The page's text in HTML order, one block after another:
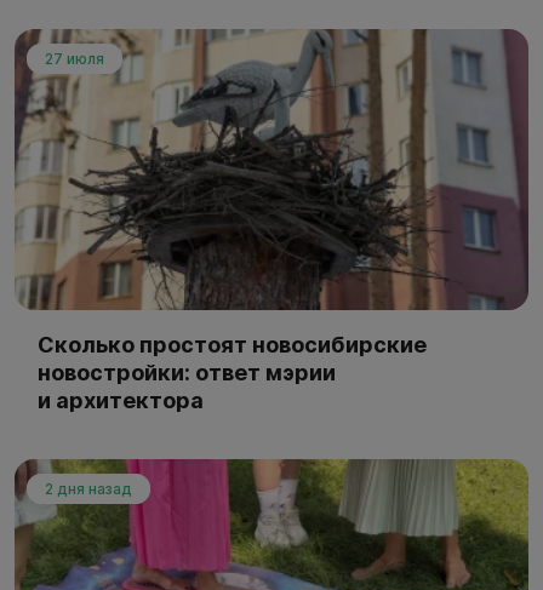
27 июля
Сколько простоят новосибирские
новостройки: ответ мэрии
и архитектора
2 дня назад